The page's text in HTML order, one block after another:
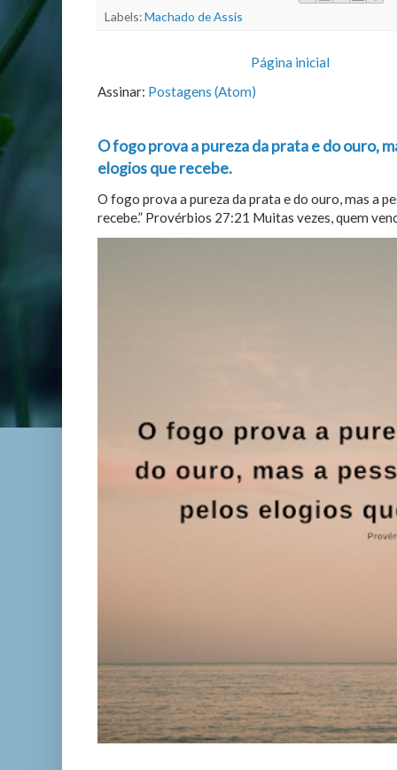
Labels:Machado de Assis
Página inicial
Assinar: Postagens (Atom)
O fogo prova a pureza da prata e do ouro,
elogios que recebe.
O fogo prova a pureza da prata e do ouro, mas a
recebe.” Provérbios 27:21 Muitas vezes, quem